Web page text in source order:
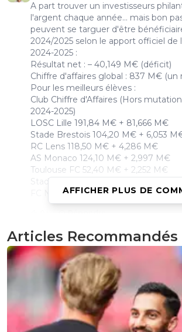
A part trouver un investisseurs
l'argent chaque année... mais bon
peuvent se targuer d'être
2024/2025 selon le apport officiel de
2024-2025 :
​Résultat net : – 40,149 M€ (déficit)
​Chiffre d'affaires global : 837 M€ (un
Pour les meilleurs élèves :
Club Chiffre d'Affaires (Hors
2024-2025)
LOSC Lille 191,84 M€ + 81,666 M€
Stade Brestois 104,20 M€ + 6,053
RC Lens 118,50 M€ + 4,286 M€
AS Monaco 124,10 M€ + 2,997 M€
Toulouse FC 52,40 M€ + 2,252 M€
Stade de Reims 68,10 M€ + 432 000
FC Nantes 61,30 M€ + 120 000 €
Kerfany2A 02 juin 2026 à 23:41 329
Concernant le s droits TV je rappelle
payent 69€/mois pour regarder la 1°
allemands payent 35€/mois, les
France 10€ et encore une tres
téléspectateurs regarde la L1 en
clubs ne peuvent pas espérer
TV !!!! Donc cessons de nous
AFFICHER PLUS DE
Articles Recommandés